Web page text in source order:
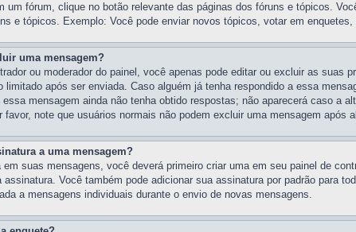
um fórum, clique no botão relevante das páginas dos fóruns e tópicos.
e tópicos. Exemplo: Você pode enviar novos tópicos, votar em enquetes,
uma mensagem?
ou moderador do painel, você apenas pode editar ou excluir as
limitado após ser enviada. Caso alguém já tenha respondido a essa
essa mensagem ainda não tenha obtido respostas; não aparecerá caso a
note que usuários normais não podem excluir uma mensagem após
a uma mensagem?
em suas mensagens, você deverá primeiro criar uma em seu painel de
assinatura. Você também pode adicionar sua assinatura por padrão para
a mensagens individuais durante o envio de novas mensagens.